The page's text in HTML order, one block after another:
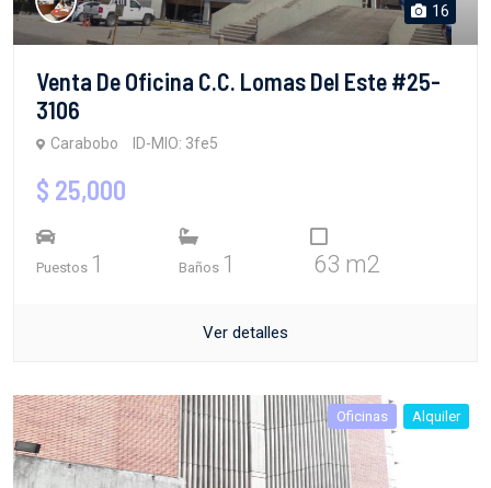
16
Venta De Oficina C.C. Lomas Del Este #25-
3106
Carabobo ID-MIO: 3fe5
$ 25,000
Puestos 1 Baños 1 63 m2
Ver detalles
Oficinas Alquiler